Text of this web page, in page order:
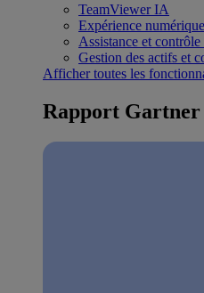
TeamViewer IA
Expérience
Assistance et contrôle
Gestion des actifs et
Afficher toutes les
Rapport Gartner